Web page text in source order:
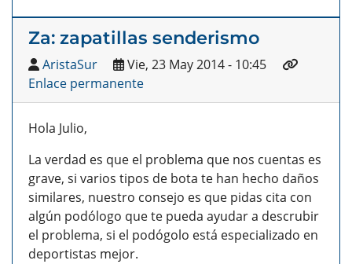
Za: zapatillas senderismo
AristaSur
Vie, 23 May 2014 - 10:45
Enlace permanente
Hola Julio,
La verdad es que el problema que nos cuentas es
grave, si varios tipos de bota te han hecho daños
similares, nuestro consejo es que pidas cita con
algún podólogo que te pueda ayudar a descrubir
el problema, si el podógolo está especializado en
deportistas mejor.